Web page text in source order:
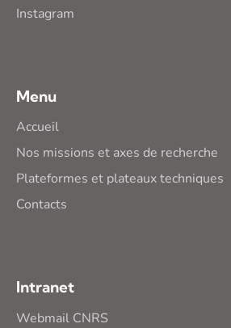
Instagram
Menu
Accueil
Nos missions et axes de recherche
Plateformes et plateaux techniques
Contacts
Intranet
Webmail CNRS